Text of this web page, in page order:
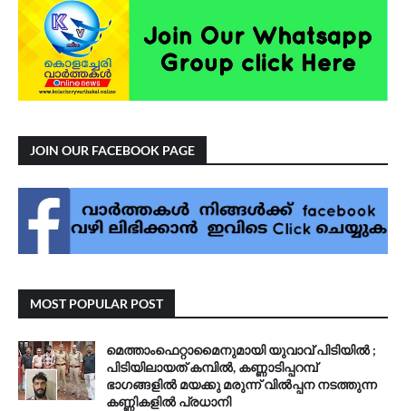
JOIN OUR FACEBOOK PAGE
MOST POPULAR POST
മെത്താംഫെറ്റാമൈനുമായി യുവാവ് പിടിയിൽ ;
പിടിയിലായത് കമ്പിൽ, കണ്ണാടിപ്പറമ്പ്
ഭാഗങ്ങളിൽ മയക്കു മരുന്ന് വിൽപ്പന നടത്തുന്ന
കണ്ണികളിൽ പ്രധാനി